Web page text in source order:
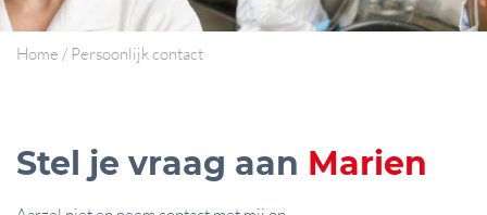
Home / Persoonlijk contact
Stel je vraag aan Marien